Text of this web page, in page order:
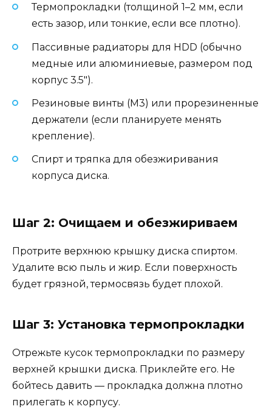
Термопрокладки (толщиной 1–2 мм, если
есть зазор, или тонкие, если все плотно).
Пассивные радиаторы для HDD (обычно
медные или алюминиевые, размером под
корпус 3.5″).
Резиновые винты (M3) или прорезиненные
держатели (если планируете менять
крепление).
Спирт и тряпка для обезжиривания
корпуса диска.
Шаг 2: Очищаем и обезжириваем
Протрите верхнюю крышку диска спиртом.
Удалите всю пыль и жир. Если поверхность
будет грязной, термосвязь будет плохой.
Шаг 3: Установка термопрокладки
Отрежьте кусок термопрокладки по размеру
верхней крышки диска. Приклейте его. Не
бойтесь давить — прокладка должна плотно
прилегать к корпусу.